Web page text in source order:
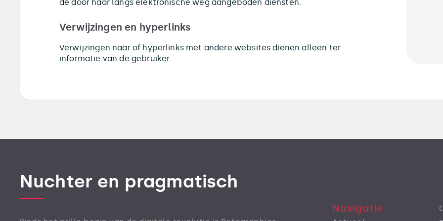
de door haar langs elektronische weg aangeboden diensten.
Verwijzingen en hyperlinks
Verwijzingen naar of hyperlinks met andere websites dienen alleen ter
informatie van de gebruiker.
Nuchter en pragmatisch
Navigatie